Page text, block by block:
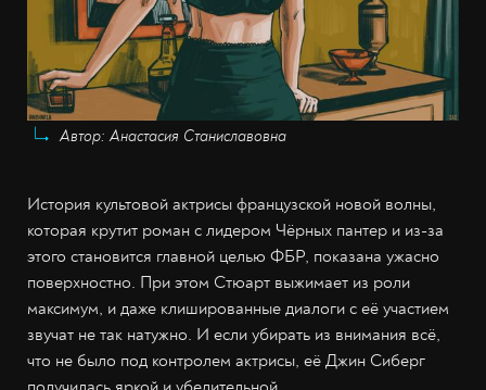
Автор: Анастасия Станиславовна
История культовой актрисы французской новой волны,
которая крутит роман с лидером Чёрных пантер и из-за
этого становится главной целью ФБР, показана ужасно
поверхностно. При этом Стюарт выжимает из роли
максимум, и даже клишированные диалоги с её участием
звучат не так натужно. И если убирать из внимания всё,
что не было под контролем актрисы, её Джин Сиберг